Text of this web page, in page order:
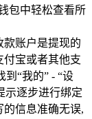
包中轻松查看所
款账户是提现的
付宝或者其他支
“我的” - “设
示逐步进行绑定
信息准确无误,